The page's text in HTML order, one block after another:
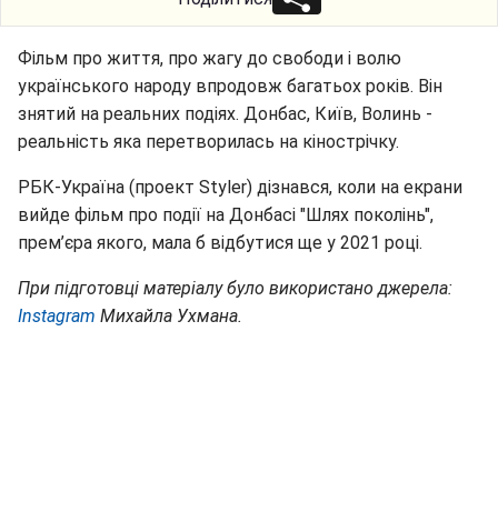
Фільм про життя, про жагу до свободи і волю
українського народу впродовж багатьох років. Він
знятий на реальних подіях. Донбас, Київ, Волинь -
реальність яка перетворилась на кінострічку.
РБК-Україна (проект Styler) дізнався, коли на екрани
вийде фільм про події на Донбасі "Шлях поколінь",
прем’єра якого, мала б відбутися ще у 2021 році.
При підготовці матеріалу було використано джерела:
Instagram Михайла Ухмана.